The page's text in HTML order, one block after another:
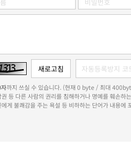
까지 쓰실 수 있습니다. (현재 0 byte / 최대
등 다른 사람의 권리를 침해하거나 명예를 훼손하
게 불쾌감을 주는 욕설 등 비하하는 단어가 내용에